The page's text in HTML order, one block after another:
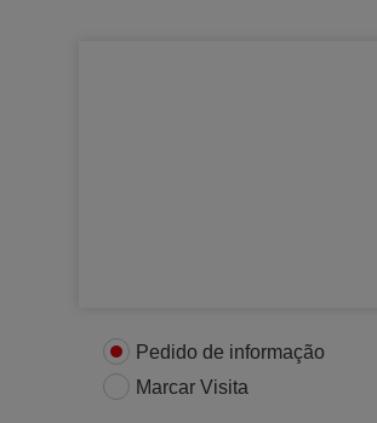
Pedido de informação
Marcar Visita